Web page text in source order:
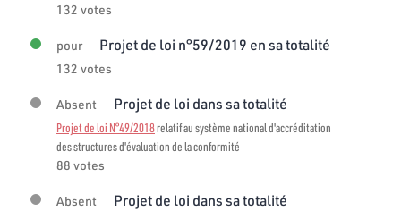
132 votes
pour Projet de loi n°59/2019 en sa totalité
132 votes
Absent Projet de loi dans sa totalité
Projet de loi N°49/2018relatif au système national d'accréditation
des structures d'évaluation de la conformité
88 votes
Absent Projet de loi dans sa totalité